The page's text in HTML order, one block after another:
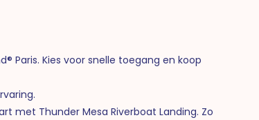
Paris. Kies voor snelle toegang en koop
met Thunder Mesa Riverboat Landing. Zo